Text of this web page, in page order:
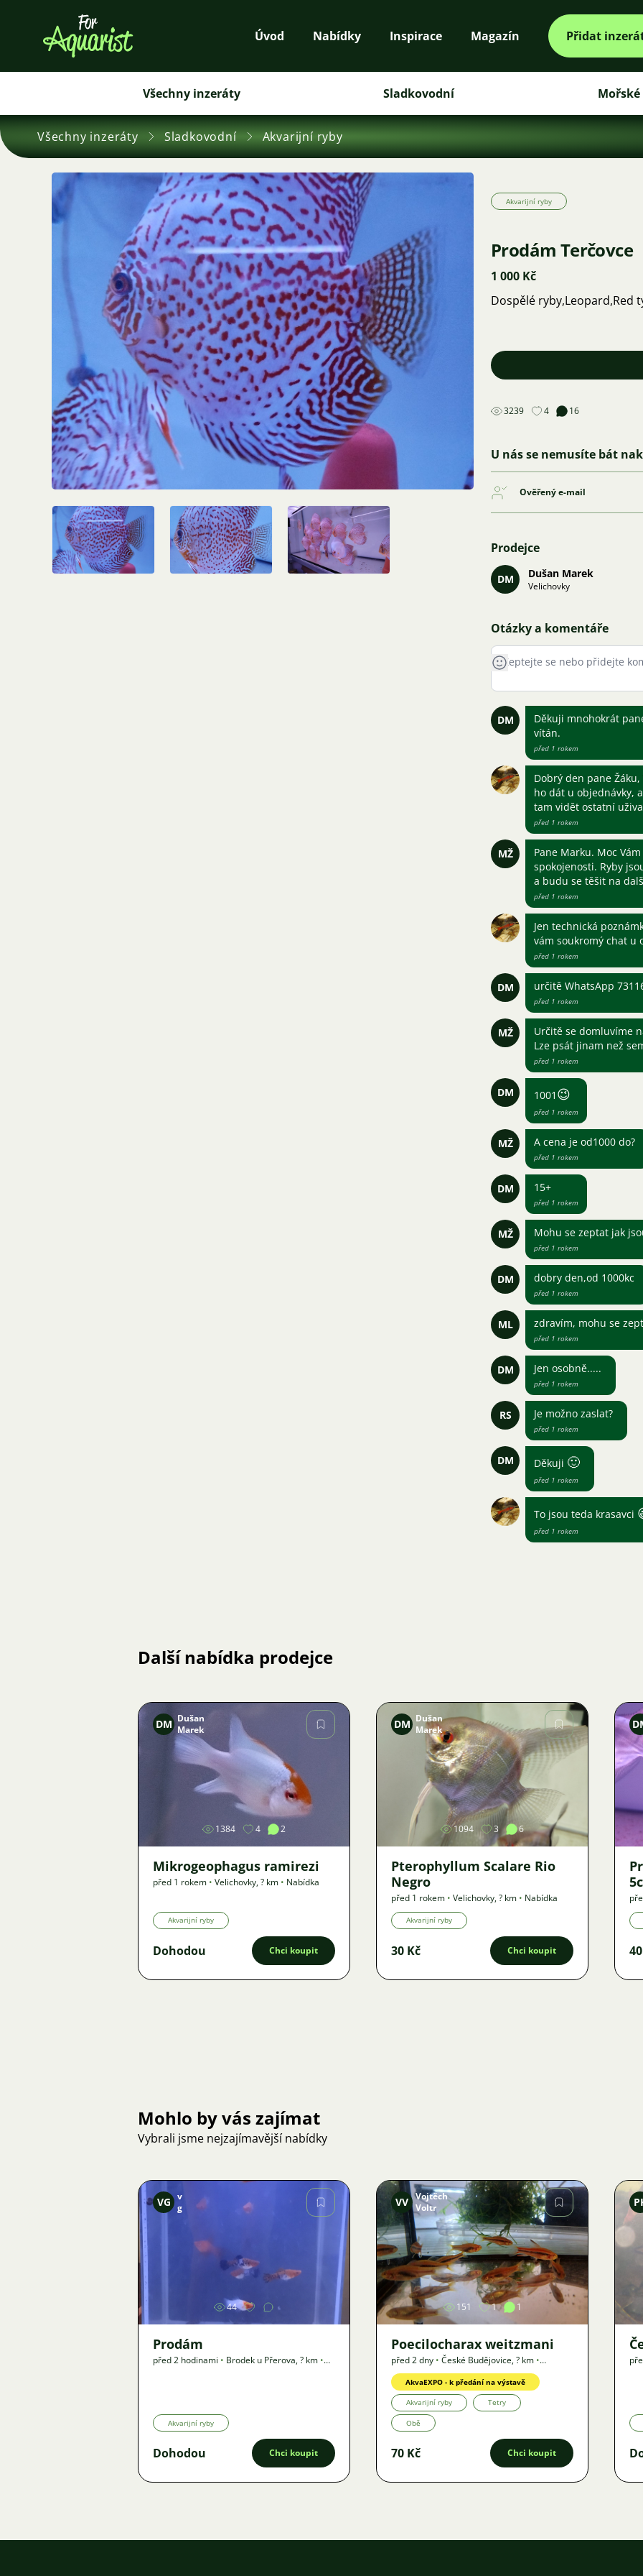
Úvod Nabídky Inspirace Magazín Přidat
Všechny inzeráty Sladkovodní Mořské
Všechny inzeráty Sladkovodní Akvarijní ryby
Akvarijní ryby
Prodám Terčovce
1 000 Kč
Dospělé ryby,Leopard,Red
3239 4 16
U nás se nemusíte bát
Ověřený e-mail
Prodejce
DM Dušan Marek
Velichovky
Otázky a komentáře
DM
Děkuji mnohokrát
vítán.
před 1 rokem
Dobrý den pane
ho dát u objednávky,
tam vidět ostatní
před 1 rokem
MŽ
Pane Marku. Moc
spokojenosti. Ryby
a budu se těšit na
před 1 rokem
Jen technická
vám soukromý chat u
před 1 rokem
DM určitě WhatsApp
před 1 rokem
MŽ
Určitě se domluvíme
Lze psát jinam než
před 1 rokem
DM 1001 😉
před 1 rokem
MŽ A cena je od1000 do?
před 1 rokem
DM 15+
před 1 rokem
MŽ Mohu se zeptat jak
před 1 rokem
DM dobry den,od 1000kc
před 1 rokem
ML zdravím, mohu se
před 1 rokem
DM Jen osobně.....
před 1 rokem
RS Je možno zaslat?
před 1 rokem
DM Děkuji 🙂
před 1 rokem
To jsou teda krasavci
před 1 rokem
Další nabídka prodejce
Obrázek
DM Dušan
Marek
1384 4 2
Mikrogeophagus ramirezi
před 1 rokem • Velichovky,? km • Nabídka
Akvarijní ryby
Dohodou Chci koupit
Obrázek
DM Dušan
Marek
1094 3 6
Pterophyllum Scalare Rio
Negro
před 1 rokem • Velichovky,? km • Nabídka
Akvarijní ryby
30 Kč Chci koupit
Mohlo by vás zajímat
Vybrali jsme nejzajímavější nabídky
Obrázek
VG v
g
44
Prodám
před 2 hodinami • Brodek u Přerova,? km •
Akvarijní ryby
Dohodou Chci koupit
Obrázek
VV Vojtěch
Voltr
151 1 1
Poecilocharax weitzmani
před 2 dny • České Budějovice,? km •
Nabídka
AkvaEXPO - k předání na výstavě
Akvarijní ryby Tetry
Obě
70 Kč Chci koupit